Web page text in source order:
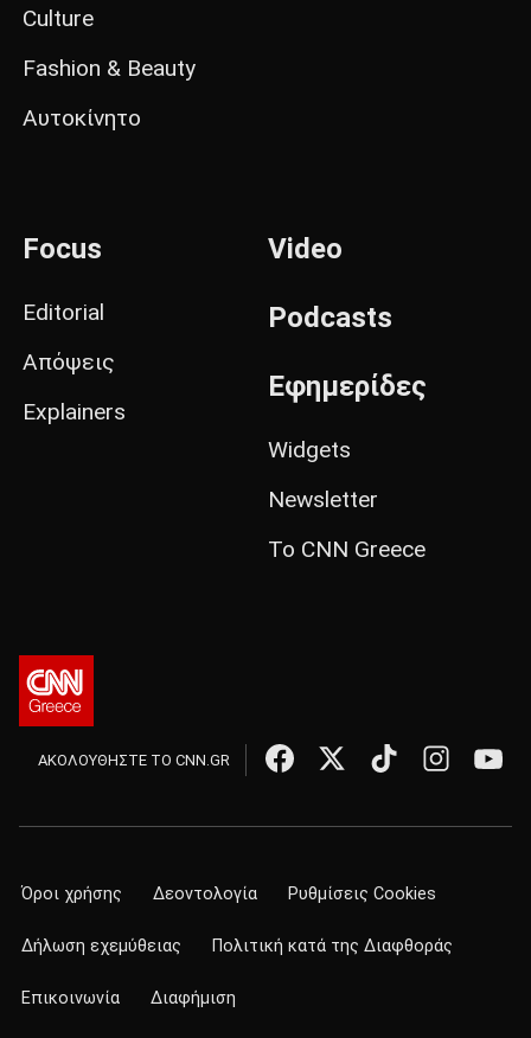
Culture
Fashion & Beauty
Αυτοκίνητο
Focus
Editorial
Απόψεις
Explainers
Video
Podcasts
Εφημερίδες
Widgets
Newsletter
Το CNN Greece
ΑΚΟΛΟΥΘΗΣΤΕ ΤΟ CNN.GR
Όροι χρήσης Δεοντολογία Ρυθμίσεις Cookies
Δήλωση εχεμύθειας Πολιτική κατά της Διαφθοράς
Επικοινωνία Διαφήμιση